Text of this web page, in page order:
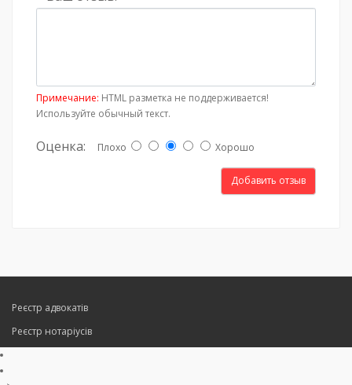
Примечание: HTML разметка не поддерживается!
Используйте обычный текст.
Оценка: Плохо Хорошо
Добавить отзыв
Реєстр адвокатів
Реєстр нотаріусів